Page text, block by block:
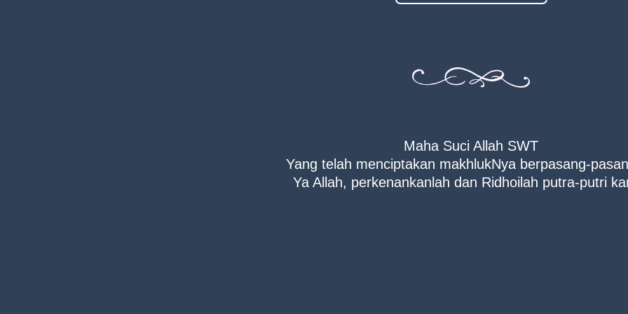
Maha Suci Allah SWT
Yang telah menciptakan makhlukNya berpasang-
Ya Allah, perkenankanlah dan Ridhoilah putra-putri